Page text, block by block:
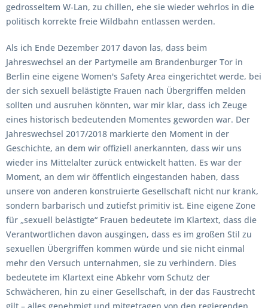
gedrosseltem W-Lan, zu chillen, ehe sie wieder wehrlos in die
politisch korrekte freie Wildbahn entlassen werden.
Als ich Ende Dezember 2017 davon las, dass beim
Jahreswechsel an der Partymeile am Brandenburger Tor in
Berlin eine eigene Women's Safety Area eingerichtet werde, bei
der sich sexuell belästigte Frauen nach Übergriffen melden
sollten und ausruhen könnten, war mir klar, dass ich Zeuge
eines historisch bedeutenden Momentes geworden war. Der
Jahreswechsel 2017/2018 markierte den Moment in der
Geschichte, an dem wir offiziell anerkannten, dass wir uns
wieder ins Mittelalter zurück entwickelt hatten. Es war der
Moment, an dem wir öffentlich eingestanden haben, dass
unsere von anderen konstruierte Gesellschaft nicht nur krank,
sondern barbarisch und zutiefst primitiv ist. Eine eigene Zone
für „sexuell belästigte“ Frauen bedeutete im Klartext, dass die
Verantwortlichen davon ausgingen, dass es im großen Stil zu
sexuellen Übergriffen kommen würde und sie nicht einmal
mehr den Versuch unternahmen, sie zu verhindern. Dies
bedeutete im Klartext eine Abkehr vom Schutz der
Schwächeren, hin zu einer Gesellschaft, in der das Faustrecht